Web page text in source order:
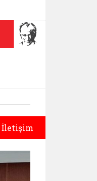
açılır)
İletişim